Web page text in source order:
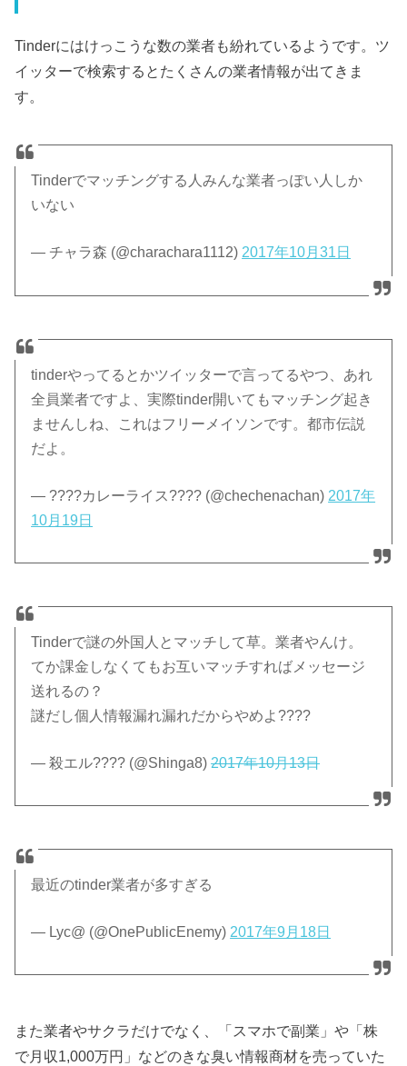
Tinderにはけっこうな数の業者も紛れているようです。ツ
イッターで検索するとたくさんの業者情報が出てきま
す。
Tinderでマッチングする人みんな業者っぽい人しか
いない
— チャラ森 (@charachara1112) 2017年10月31日
tinderやってるとかツイッターで言ってるやつ、あれ
全員業者ですよ、実際tinder開いてもマッチング起き
ませんしね、これはフリーメイソンです。都市伝説
だよ。
— ????カレーライス???? (@chechenachan) 2017年
10月19日
Tinderで謎の外国人とマッチして草。業者やんけ。
てか課金しなくてもお互いマッチすればメッセージ
送れるの？
謎だし個人情報漏れ漏れだからやめよ????
— 殺エル???? (@Shinga8)2017年10月13日
最近のtinder業者が多すぎる
— Lyc@ (@OnePublicEnemy) 2017年9月18日
また業者やサクラだけでなく、「スマホで副業」や「株
で月収1,000万円」などのきな臭い情報商材を売っていた